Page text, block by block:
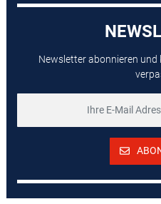
Newsletter abonnieren und